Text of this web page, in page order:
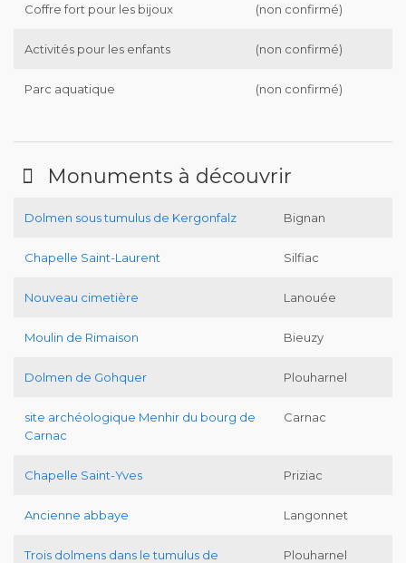
Coffre fort pour les bijoux (non confirmé)
Activités pour les enfants (non confirmé)
Parc aquatique (non confirmé)
Monuments à découvrir
Dolmen sous tumulus de Kergonfalz Bignan
Chapelle Saint-Laurent Silfiac
Nouveau cimetière Lanouée
Moulin de Rimaison Bieuzy
Dolmen de Gohquer Plouharnel
site archéologique Menhir du bourg de
Carnac
Carnac
Chapelle Saint-Yves Priziac
Ancienne abbaye Langonnet
Trois dolmens dans le tumulus de
Plouharnel